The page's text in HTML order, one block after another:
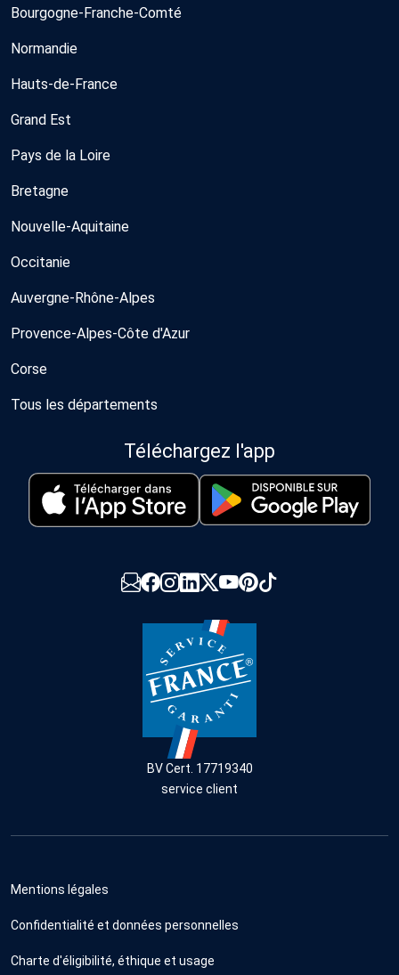
Bourgogne-Franche-Comté
Normandie
Hauts-de-France
Grand Est
Pays de la Loire
Bretagne
Nouvelle-Aquitaine
Occitanie
Auvergne-Rhône-Alpes
Provence-Alpes-Côte d'Azur
Corse
Tous les départements
Téléchargez l'app
BV Cert. 17719340
service client
Mentions légales
Confidentialité et données personnelles
Charte d'éligibilité, éthique et usage